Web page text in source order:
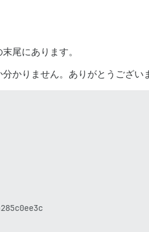
尾にあります。
かりません。ありがとうござい